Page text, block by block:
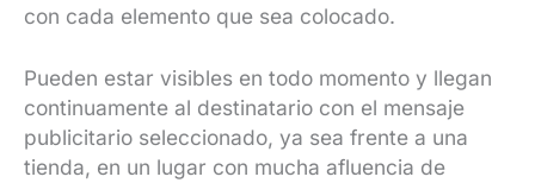
con cada elemento que sea colocado.
Pueden estar visibles en todo momento y llegan
continuamente al destinatario con el mensaje
publicitario seleccionado, ya sea frente a una
tienda, en un lugar con mucha afluencia de